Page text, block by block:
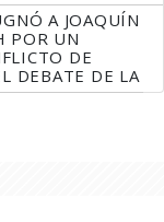
A JOAQUÍN
POR UN
DE
DEBATE DE LA